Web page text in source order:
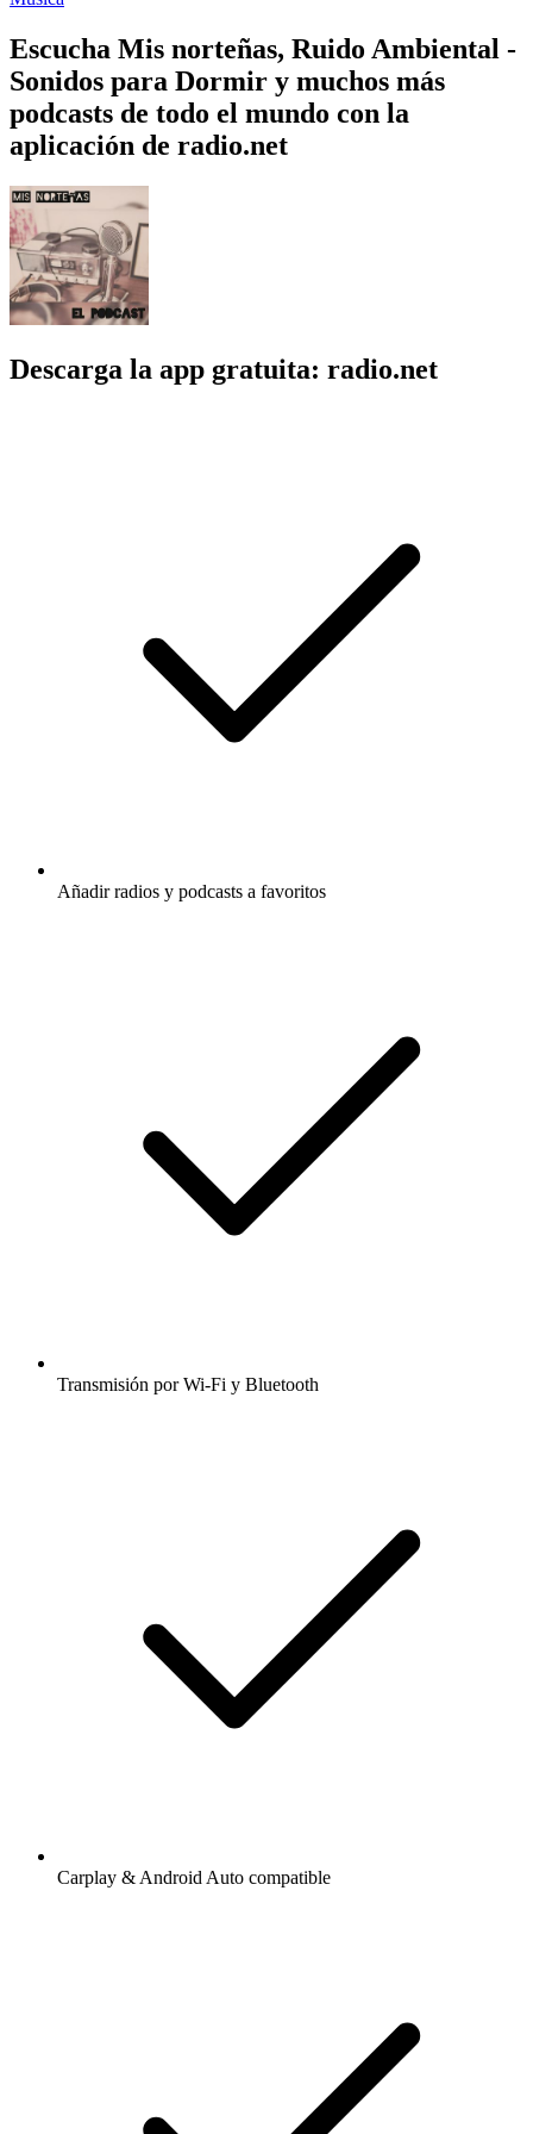
Escucha Mis norteñas, Ruido Ambiental -
Sonidos para Dormir y muchos más
podcasts de todo el mundo con la
aplicación de radio.net
Descarga la app gratuita: radio.net
Añadir radios y podcasts a favoritos
Transmisión por Wi-Fi y Bluetooth
Carplay & Android Auto compatible